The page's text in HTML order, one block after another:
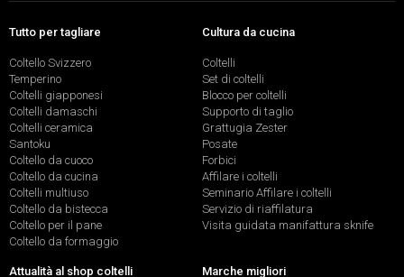
Tutto per tagliare
Coltello Svizzero
Temperino
Coltelli giapponesi
Coltelli damaschi
Coltelli ceramica
Santoku
Coltello da cuoco
Coltello da cucina
Coltelli multiuso
Coltello da bistecca
Coltello per il pane
Coltello da formaggio
Cultura da cucina
Coltelli
Set di coltelli
Blocco per coltelli
Supporto di taglio
Grattugia Zester
Posate
Forbici
Affilare i coltelli
Seminario Affilare i coltelli
Servizio di riaffilatura
Visita guidata manifattura sknife
Attualità al shop coltelli Marche migliori